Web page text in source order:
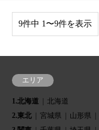
9件中 1〜9件を表示
エリア
1.北海道
北海道
2.東北
宮城県 山形県